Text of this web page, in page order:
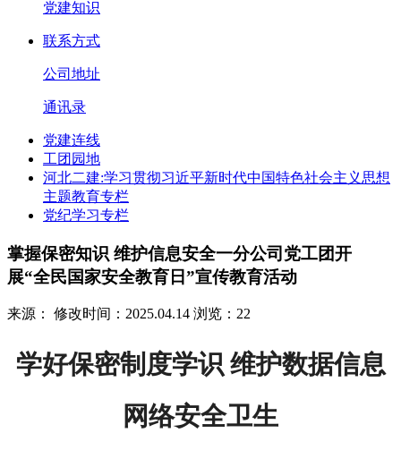
党建知识
联系方式
公司地址
通讯录
党建连线
工团园地
河北二建:学习贯彻习近平新时代中国特色社会主义思想
主题教育专栏
党纪学习专栏
掌握保密知识 维护信息安全一分公司党工团开
展“全民国家安全教育日”宣传教育活动
来源： 修改时间：2025.04.14 浏览：22
学好保密制度学识 维护数据信息
网络安全卫生